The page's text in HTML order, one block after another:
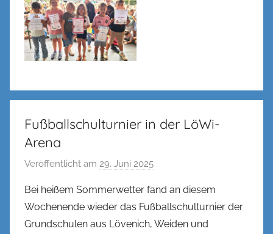
Fußballschulturnier in der LöWi-
Arena
Veröffentlicht am 29. Juni 2025
n
n
e
Bei heißem Sommerwetter fand an diesem
Wochenende wieder das Fußballschulturnier der
Grundschulen aus Lövenich, Weiden und